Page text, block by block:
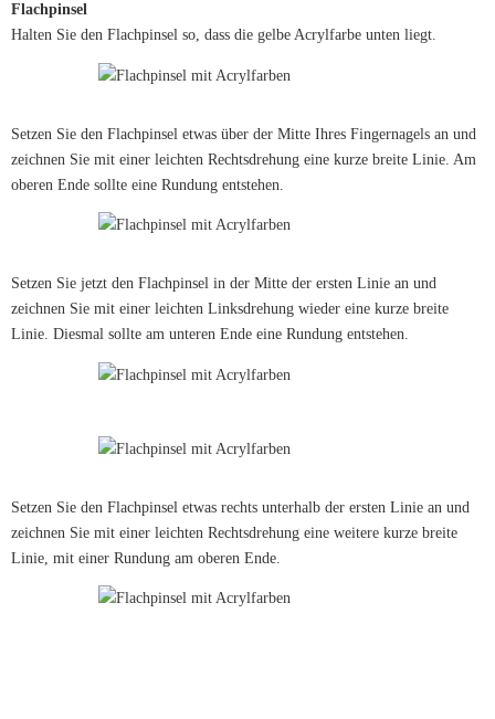
Flachpinsel
Halten Sie den Flachpinsel so, dass die gelbe Acrylfarbe unten liegt.
Setzen Sie den Flachpinsel etwas über der Mitte Ihres Fingernagels an und
zeichnen Sie mit einer leichten Rechtsdrehung eine kurze breite Linie. Am
oberen Ende sollte eine Rundung entstehen.
Setzen Sie jetzt den Flachpinsel in der Mitte der ersten Linie an und
zeichnen Sie mit einer leichten Linksdrehung wieder eine kurze breite
Linie. Diesmal sollte am unteren Ende eine Rundung entstehen.
Setzen Sie den Flachpinsel etwas rechts unterhalb der ersten Linie an und
zeichnen Sie mit einer leichten Rechtsdrehung eine weitere kurze breite
Linie, mit einer Rundung am oberen Ende.